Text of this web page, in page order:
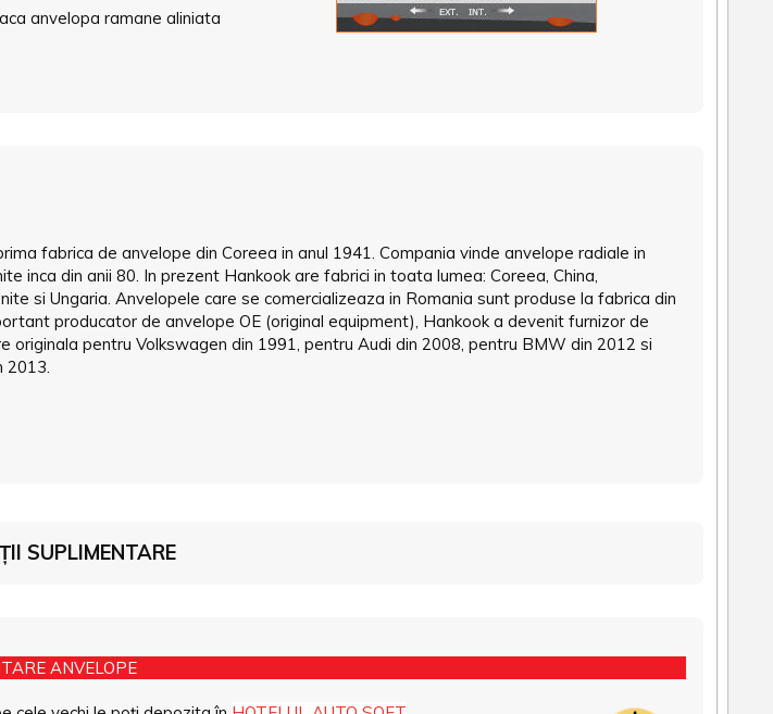
anvelopa ramane aliniata
fabrica de anvelope din Coreea in anul 1941. Compania vinde anvelope radiale in
inca din anii 80. In prezent Hankook are fabrici in toata lumea: Coreea, China,
si Ungaria. Anvelopele care se comercializeaza in Romania sunt produse la fabrica din
producator de anvelope OE (original equipment), Hankook a devenit furnizor de
originala pentru Volkswagen din 1991, pentru Audi din 2008, pentru BMW din 2012 si
2013.
SUPLIMENTARE
ANVELOPE